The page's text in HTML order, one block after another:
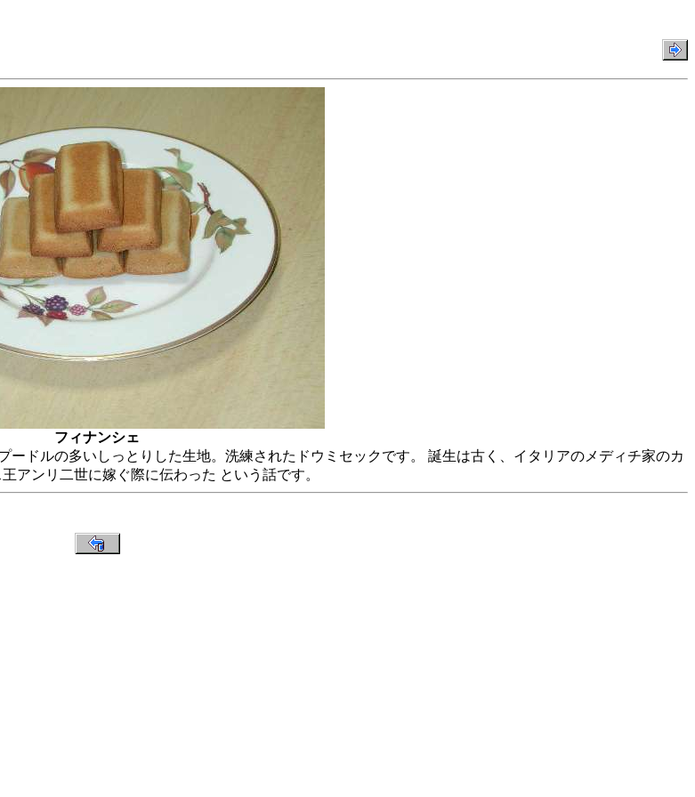
フィナンシェ
ドルの多いしっとりした生地。洗練されたドウミセックです。 誕生は古く、イタリアのメディチ家のカ
アンリ二世に嫁ぐ際に伝わった という話です。